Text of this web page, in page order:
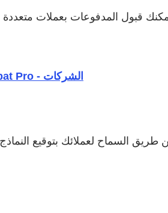
بدء نسخة تجريبية مجانية | بدء نسخة تجريبية مجانية - Acrobat Pro - الشركات